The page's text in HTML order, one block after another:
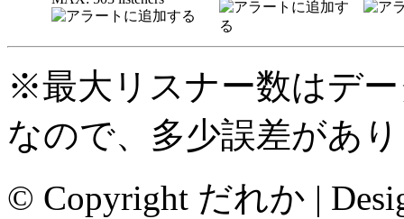
※最大リスナー数はデ
なので、多少誤差があ
© Copyright だれか |